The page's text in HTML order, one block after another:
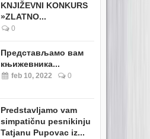
KNJIŽEVNI KONKURS
»ZLATNO...
0
Представљамо вам
књижевника...
feb 10, 2022 0
Predstavljamo vam
simpatičnu pesnikinju
Tatjanu Pupovac iz...